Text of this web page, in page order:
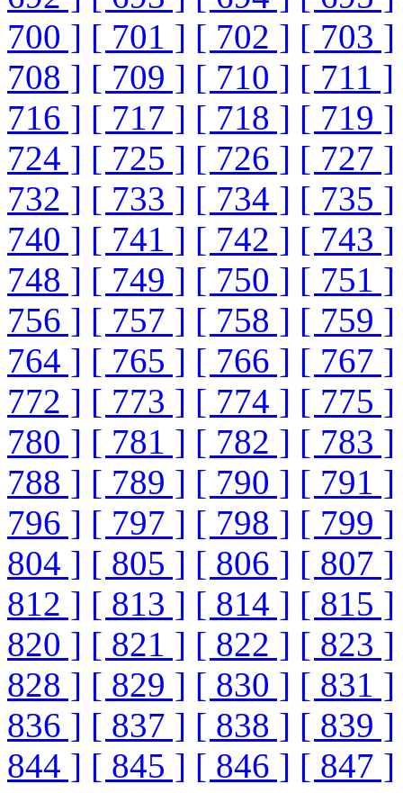
700 ] [ 701 ] [ 702 ] [ 703 ]
708 ] [ 709 ] [ 710 ] [ 711 ]
716 ] [ 717 ] [ 718 ] [ 719 ]
724 ] [ 725 ] [ 726 ] [ 727 ]
732 ] [ 733 ] [ 734 ] [ 735 ]
740 ] [ 741 ] [ 742 ] [ 743 ]
748 ] [ 749 ] [ 750 ] [ 751 ]
756 ] [ 757 ] [ 758 ] [ 759 ]
764 ] [ 765 ] [ 766 ] [ 767 ]
772 ] [ 773 ] [ 774 ] [ 775 ]
780 ] [ 781 ] [ 782 ] [ 783 ]
788 ] [ 789 ] [ 790 ] [ 791 ]
796 ] [ 797 ] [ 798 ] [ 799 ]
804 ] [ 805 ] [ 806 ] [ 807 ]
812 ] [ 813 ] [ 814 ] [ 815 ]
820 ] [ 821 ] [ 822 ] [ 823 ]
828 ] [ 829 ] [ 830 ] [ 831 ]
836 ] [ 837 ] [ 838 ] [ 839 ]
844 ] [ 845 ] [ 846 ] [ 847 ]